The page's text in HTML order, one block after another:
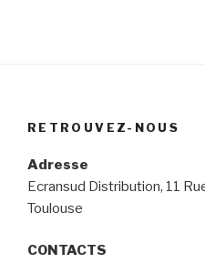
RETROUVEZ-NOUS
Adresse
Ecransud Distribution, 11
Toulouse
CONTACTS